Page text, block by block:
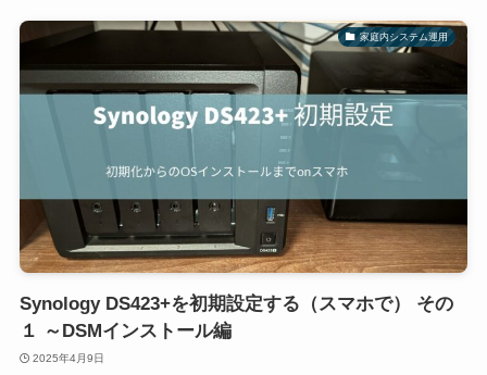
家庭内システム運用
Synology DS423+を初期設定する（スマホで） その
１ ～DSMインストール編
2025年4月9日